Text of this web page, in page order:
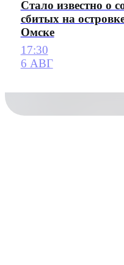
Стало известно о
сбитых на
Омске
17:30
6 АВГ